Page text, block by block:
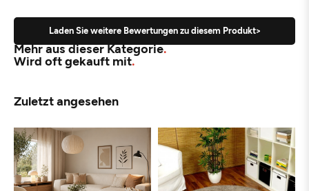
Laden Sie weitere Bewertungen zu diesem Produkt>
Mehr aus dieser Kategorie
Wird oft gekauft mit
Zuletzt angesehen